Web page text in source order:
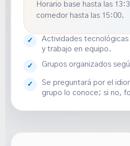
Horario base hasta las
comedor hasta las 15:00.
✓
Actividades
y trabajo en equipo.
✓ Grupos organizados
✓
Se preguntará por el
grupo lo conoce; si no,